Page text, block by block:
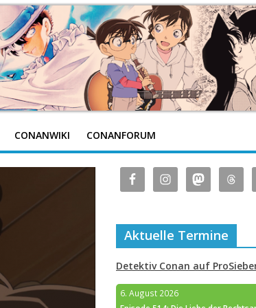
CONANWIKI CONANFORUM
Aktuelle Termine
Detektiv Conan auf
6. August 2026